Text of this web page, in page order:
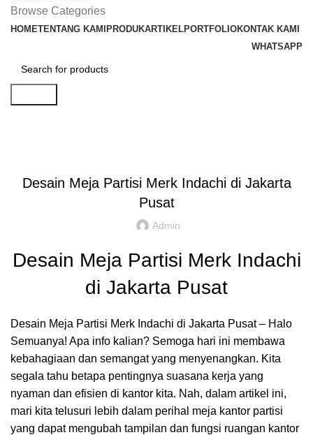
Browse Categories
HOMETENTANG KAMIPRODUKARTIKELPORTFOLIOKONTAK KAMI
WHATSAPP
Desain Meja Partisi Merk Indachi di Jakarta
Pusat
Admin
Desain Meja Partisi Merk Indachi
di Jakarta Pusat
Desain Meja Partisi Merk Indachi di Jakarta Pusat – Halo
Semuanya! Apa info kalian? Semoga hari ini membawa
kebahagiaan dan semangat yang menyenangkan. Kita
segala tahu betapa pentingnya suasana kerja yang
nyaman dan efisien di kantor kita. Nah, dalam artikel ini,
mari kita telusuri lebih dalam perihal meja kantor partisi
yang dapat mengubah tampilan dan fungsi ruangan kantor